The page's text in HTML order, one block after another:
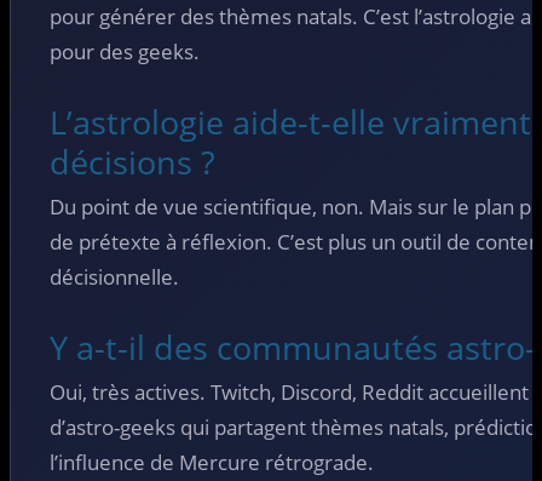
pour générer des thèmes natals. C’est l’astrologie
pour des geeks.
L’astrologie aide-t-elle
décisions ?
Du point de vue scientifique, non. Mais sur le plan
de prétexte à réflexion. C’est plus un outil de
décisionnelle.
Y a-t-il des communautés astro-
Oui, très actives. Twitch, Discord, Reddit
d’astro-geeks qui partagent thèmes natals,
l’influence de Mercure rétrograde.